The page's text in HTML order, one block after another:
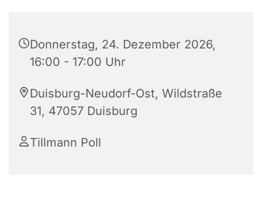
Donnerstag, 24. Dezember 2026,
16:00 - 17:00 Uhr
Duisburg-Neudorf-Ost, Wildstraße
31, 47057 Duisburg
Tillmann Poll